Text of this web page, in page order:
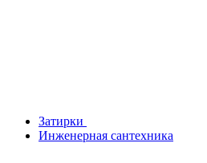
Затирки
Инженерная сантехника